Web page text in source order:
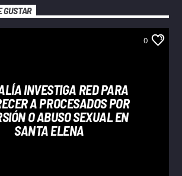
GUSTAR
0
INVESTIGA RED PARA
A PROCESADOS POR
O ABUSO SEXUAL EN
SANTA ELENA